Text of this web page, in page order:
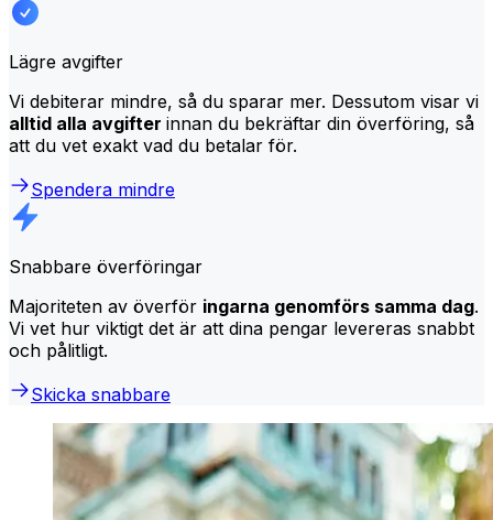
Lägre avgifter
Vi debiterar mindre, så du sparar mer. Dessutom visar vi
alltid alla avgifter innan du bekräftar din överföring, så
att du vet exakt vad du betalar för.
Spendera mindre
Snabbare överföringar
Majoriteten av överför ingarna genomförs samma dag.
Vi vet hur viktigt det är att dina pengar levereras snabbt
och pålitligt.
Skicka snabbare